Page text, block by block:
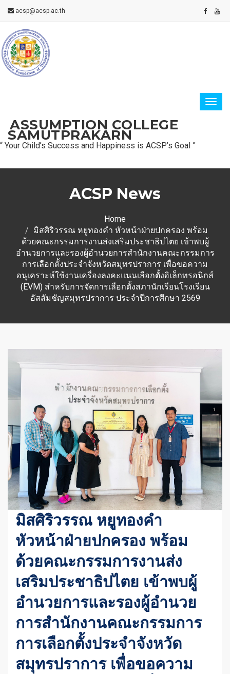
acsp@acsp.ac.th
ASSUMPTION COLLEGE
SAMUTPRAKARN
“ Your Child’s Success and Happiness is ACSP’s Goal ”
ACSP News
Home
มิสศิริวรรณ หยูทองคำ หัวหน้าฝ่ายปกครอง พร้อม
ด้วยคณะกรรมการงานส่งเสริมประชาธิปไตย เข้าพบผู้
อำนวยการและรองผู้อำนวยการสำนักงานคณะกรรมการ
การเลือกตั้งประจำจังหวัดสมุทรปราการ เพื่อขอความ
อนุเคราะห์ใช้งานเครื่องลงคะแนนเลือกตั้งอิเล็กทรอนิกส์
(EVM) สำหรับการจัดการเลือกตั้งสภานักเรียนโรงเรียน
อัสสัมชัญสมุทรปราการ ประจำปีการศึกษา 2569
มิสศิริวรรณ หยูทองคำ
หัวหน้าฝ่ายปกครอง พร้อม
ด้วยคณะกรรมการงานส่ง
เสริมประชาธิปไตย เข้าพบผู้
อำนวยการและรองผู้อำนวย
การสำนักงานคณะกรรมการ
การเลือกตั้งประจำจังหวัด
สมุทรปราการ เพื่อขอความ